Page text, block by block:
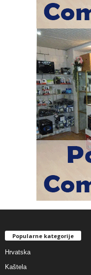
Popularne kategorije
Hrvatska
Kaštela